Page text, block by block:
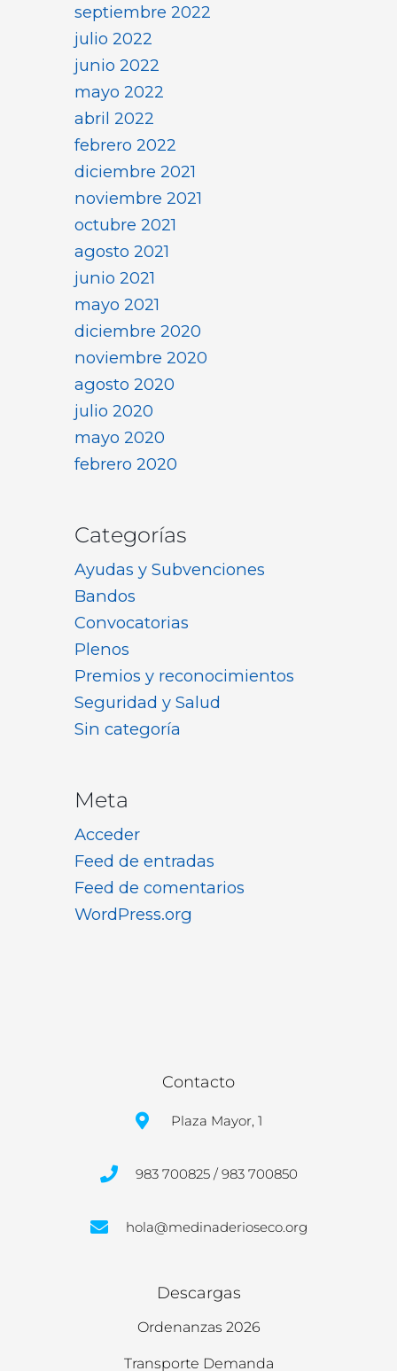
septiembre 2022
julio 2022
junio 2022
mayo 2022
abril 2022
febrero 2022
diciembre 2021
noviembre 2021
octubre 2021
agosto 2021
junio 2021
mayo 2021
diciembre 2020
noviembre 2020
agosto 2020
julio 2020
mayo 2020
febrero 2020
Categorías
Ayudas y Subvenciones
Bandos
Convocatorias
Plenos
Premios y reconocimientos
Seguridad y Salud
Sin categoría
Meta
Acceder
Feed de entradas
Feed de comentarios
WordPress.org
Contacto
Plaza Mayor, 1
983 700825 / 983 700850
hola@medinaderioseco.org
Descargas
Ordenanzas 2026
Transporte Demanda